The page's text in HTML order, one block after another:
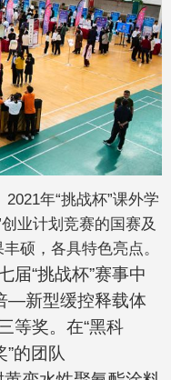
年“挑战杯”课外学
业计划竞赛的国赛及
硕，各具特色亮点。
届“挑战杯”赛事中
—新型缓控释载体
等奖。在“黑科
”的团队